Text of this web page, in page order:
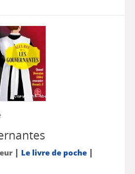
| Le livre de poche|